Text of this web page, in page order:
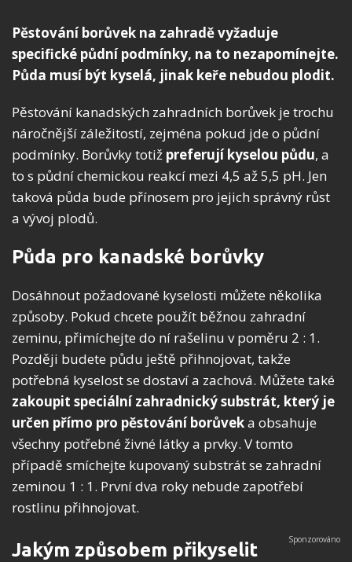
Pěstování borůvek na zahradě vyžaduje
specifické půdní podmínky, na to nezapomínejte.
Půda musí být kyselá, jinak keře nebudou plodit.
Pěstování kanadských zahradních borůvek je trochu
náročnější záležitostí, zejména pokud jde o půdní
podmínky. Borůvky totiž preferují kyselou půdu, a
to s půdní chemickou reakcí mezi 4,5 až 5,5 pH. Jen
taková půda bude přínosem pro jejich správný růst
a vývoj plodů.
Půda pro kanadské borůvky
Dosáhnout požadované kyselosti můžete několika
způsoby. Pokud chcete použít běžnou zahradní
zeminu, přimíchejte do ní rašelinu v poměru 2 : 1.
Později budete půdu ještě přihnojovat, takže
potřebná kyselost se dostaví a zachová. Můžete také
zakoupit speciální zahradnický substrát, který je
určen přímo pro pěstování borůveka obsahuje
všechny potřebné živné látky a prvky. V tomto
případě smíchejte kupovaný substrát se zahradní
zeminou 1 : 1. První dva roky nebude zapotřebí
rostlinu přihnojovat.
Jakým způsobem přikyselit